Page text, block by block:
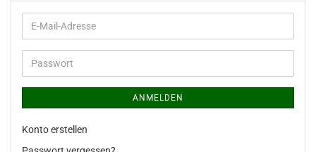
E-
Mail-
Adresse
Passwort
ANMELDEN
Konto erstellen